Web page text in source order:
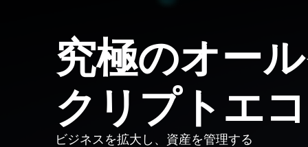
究極のオー
クリプトエ
ビジネスを拡大し、資産を管理する